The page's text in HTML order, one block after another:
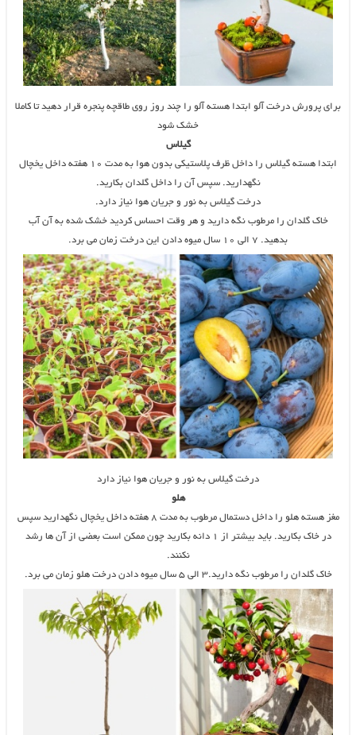
برای پرورش درخت آلو ابتدا هسته آلو را چند روز روی طاقچه پنجره قرار دهید تا کاملا
خشک شود
گیلاس
ابتدا هسته گیلاس را داخل ظرف پلاستیکی بدون هوا به مدت ۱۰ هفته داخل یخچال
نگهدارید. سپس آن را داخل گلدان بکارید.
درخت گیلاس به نور و جریان هوا نیاز دارد.
خاک گلدان را مرطوب نگه دارید و هر وقت احساس کردید خشک شده به آن آب
بدهید. ۷ الی ۱۰ سال میوه دادن این درخت زمان می برد.
درخت گیلاس به نور و جریان هوا نیاز دارد
هلو
مغز هسته هلو را داخل دستمال مرطوب به مدت ۸ هفته داخل یخچال نگهدارید سپس
در خاک بکارید. باید بیشتر از ۱ دانه بکارید چون ممکن است بعضی از آن ها رشد
نکنند.
خاک گلدان را مرطوب نگه دارید.۳ الی ۵ سال میوه دادن درخت هلو زمان می برد.